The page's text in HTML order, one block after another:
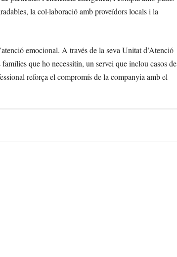
la col·laboració amb proveïdors locals i la
emocional. A través de la seva Unitat d’Atenció
que ho necessitin, un servei que inclou casos de
reforça el compromís de la companyia amb el